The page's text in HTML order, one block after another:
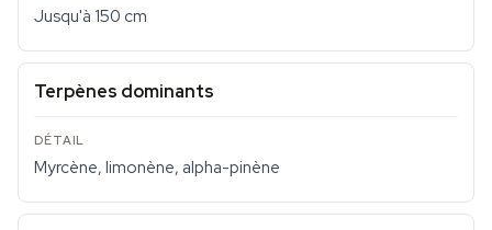
Jusqu'à 150 cm
Terpènes dominants
Myrcène, limonène, alpha-pinène